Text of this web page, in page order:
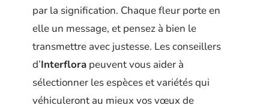
par la signification. Chaque fleur porte en
elle un message, et pensez à bien le
transmettre avec justesse. Les conseillers
d’Interflora peuvent vous aider à
sélectionner les espèces et variétés qui
véhiculeront au mieux vos vœux de